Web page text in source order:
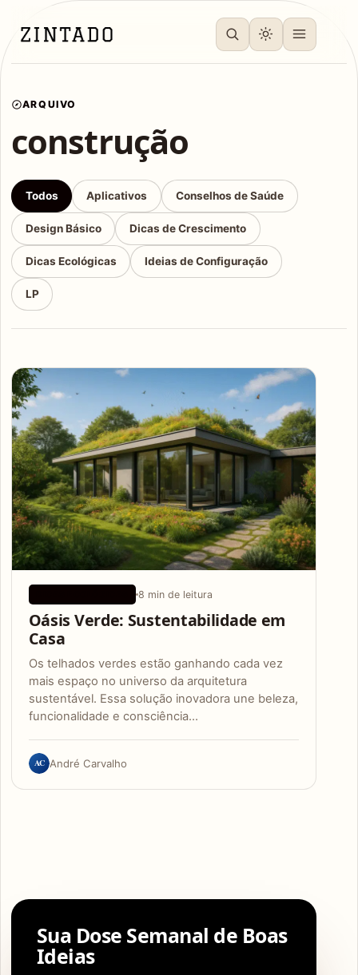
ARQUIVO
construção
Todos Aplicativos Conselhos de Saúde
Design Básico Dicas de Crescimento
Dicas Ecológicas Ideias de Configuração
LP
Articles
8 min de leitura
Oásis Verde: Sustentabilidade em
Casa
Os telhados verdes estão ganhando cada vez
mais espaço no universo da arquitetura
sustentável. Essa solução inovadora une beleza,
funcionalidade e consciência…
AC André Carvalho
Sua Dose Semanal de Boas
Ideias